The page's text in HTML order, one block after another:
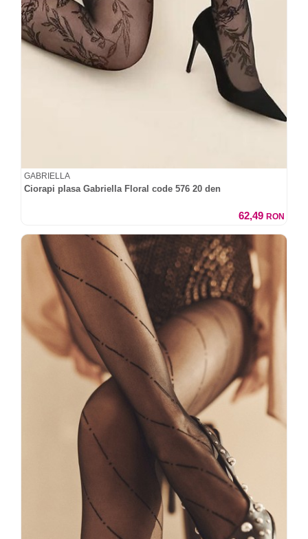
GABRIELLA
Ciorapi plasa Gabriella Floral code 576 20 den
62,49 RON